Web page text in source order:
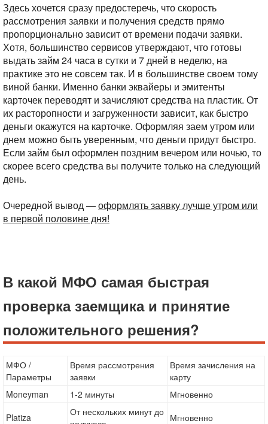
Здесь хочется сразу предостеречь, что скорость
рассмотрения заявки и получения средств прямо
пропорционально зависит от времени подачи заявки.
Хотя, большинство сервисов утверждают, что готовы
выдать займ 24 часа в сутки и 7 дней в неделю, на
практике это не совсем так. И в большинстве своем тому
виной банки. Именно банки эквайеры и эмитенты
карточек переводят и зачисляют средства на пластик. От
их расторопности и загруженности зависит, как быстро
деньги окажутся на карточке. Оформляя заем утром или
днем можно быть уверенным, что деньги придут быстро.
Если займ был оформлен поздним вечером или ночью, то
скорее всего средства вы получите только на следующий
день.
Очередной вывод —оформлять заявку лучше утром или
в первой половине дня!
В какой МФО самая быстрая
проверка заемщика и принятие
положительного решения?
МФО /
Параметры
Время рассмотрения
заявки
Время зачисления на
карту
Moneyman
1-2 минуты
Мгновенно
Platiza
От нескольких минут до Мгновенно